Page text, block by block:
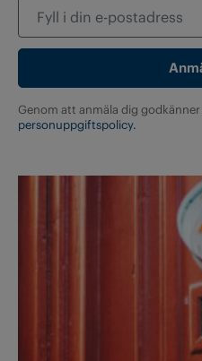
Genom att anmäla dig
personuppgiftspolicy.